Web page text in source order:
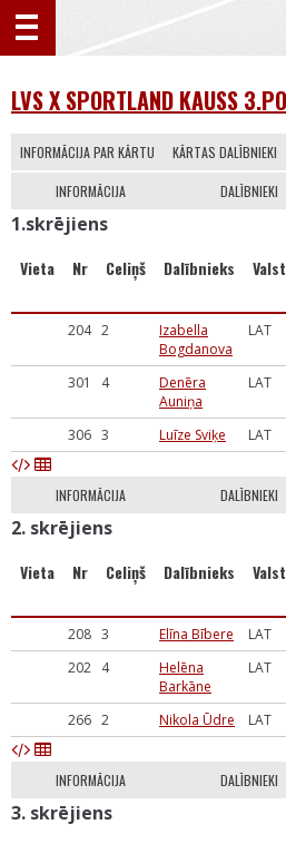
LVS X SPORTLAND KAUSS
INFORMĀCIJA PAR KĀRTU KĀRTAS DALĪBNIEKI
INFORMĀCIJA DALĪBNIEKI
1.skrējiens
Vieta Nr Celiņš Dalībnieks
204 2
Izabella
Bogdanova
LAT
301 4
Denēra
Auniņa
LAT
306 3 Luīze Sviķe LAT
INFORMĀCIJA DALĪBNIEKI
2. skrējiens
Vieta Nr Celiņš Dalībnieks
208 3 Elīna Bībere LAT
202 4
Helēna
Barkāne
LAT
266 2 Nikola Ūdre LAT
INFORMĀCIJA DALĪBNIEKI
3. skrējiens